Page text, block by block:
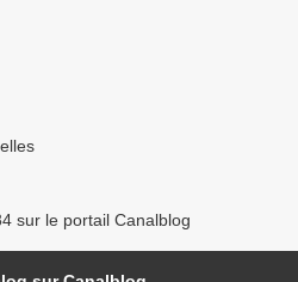
sur le portail Canalblog